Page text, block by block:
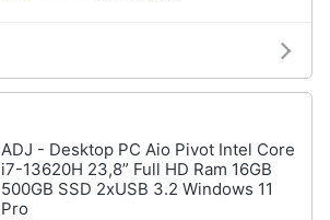
ADJ - Desktop PC Aio Pivot Intel Core
i7-13620H 23,8” Full HD Ram 16GB
500GB SSD 2xUSB 3.2 Windows 11
Pro